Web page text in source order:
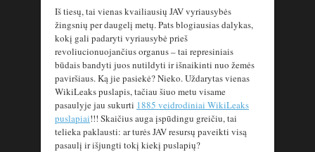
Iš tiesų, tai vienas kvailiausių JAV vyriausybės
žingsnių per daugelį metų. Pats blogiausias dalykas,
kokį gali padaryti vyriausybė prieš
revoliucionuojančius organus – tai represiniais
būdais bandyti juos nutildyti ir išnaikinti nuo žemės
paviršiaus. Ką jie pasiekė? Nieko. Uždarytas vienas
WikiLeaks puslapis, tačiau šiuo metu visame
pasaulyje jau sukurti 1885 veidrodiniai WikiLeaks
puslapiai!!! Skaičius auga įspūdingu greičiu, tai
telieka paklausti: ar turės JAV resursų paveikti visą
pasaulį ir išjungti tokį kiekį puslapių?